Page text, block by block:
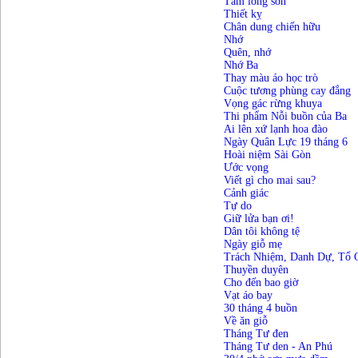
Thiết kỵ
Chân dung chiến hữu
Nhớ
Quên, nhớ
Nhớ Ba
Thay màu áo học trò
Cuộc tương phùng cay đắng
Vọng gác rừng khuya
Thi phẩm Nỗi buồn của Ba
Ai lên xứ lạnh hoa đào
Ngày Quân Lực 19 tháng 6
Hoài niệm Sài Gòn
Ước vọng
Viết gì cho mai sau?
Cảnh giác
Tự do
Giữ lửa bạn ơi!
Dân tôi không tệ
Ngày giỗ mẹ
Trách Nhiệm, Danh Dự, Tổ
Thuyền duyên
Cho đến bao giờ
Vạt áo bay
30 tháng 4 buồn
Về ăn giỗ
Tháng Tư đen
Tháng Tư den - An Phú